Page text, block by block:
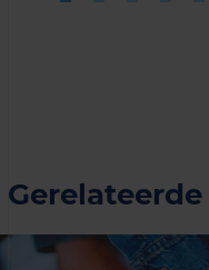
Gerelateerde